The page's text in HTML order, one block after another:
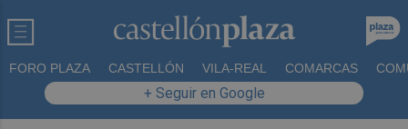
FORO PLAZA CASTELLÓN VILA-REAL COMARCAS
+ Seguir en Google